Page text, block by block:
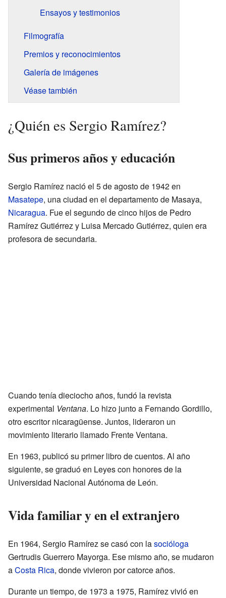
Ensayos y testimonios
Filmografía
Premios y reconocimientos
Galería de imágenes
Véase también
¿Quién es Sergio Ramírez?
Sus primeros años y educación
Sergio Ramírez nació el 5 de agosto de 1942 en
Masatepe, una ciudad en el departamento de Masaya,
Nicaragua. Fue el segundo de cinco hijos de Pedro
Ramírez Gutiérrez y Luisa Mercado Gutiérrez, quien era
profesora de secundaria.
Cuando tenía dieciocho años, fundó la revista
experimental Ventana. Lo hizo junto a Fernando Gordillo,
otro escritor nicaragüense. Juntos, lideraron un
movimiento literario llamado Frente Ventana.
En 1963, publicó su primer libro de cuentos. Al año
siguiente, se graduó en Leyes con honores de la
Universidad Nacional Autónoma de León.
Vida familiar y en el extranjero
En 1964, Sergio Ramírez se casó con lasocióloga
Gertrudis Guerrero Mayorga. Ese mismo año, se mudaron
aCosta Rica, donde vivieron por catorce años.
Durante un tiempo, de 1973 a 1975, Ramírez vivió en